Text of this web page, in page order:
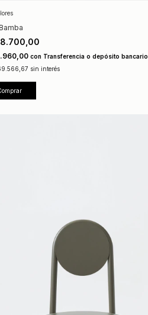
con Transferencia o depósito bancario
sin interés